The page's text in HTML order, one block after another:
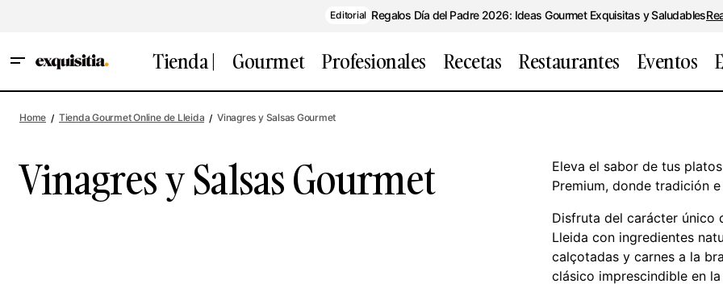
Editorial Regalos Día del Padre 2026: Ideas Gourmet Exquisitas y Saludables
Tienda | Gourmet Profesionales Recetas Restaurantes Eventos
Home Tienda Gourmet Online de Lleida Vinagres y Salsas Gourmet
Vinagres y Salsas Gourmet
Eleva el sabor de tus
Premium, donde tradición
Disfruta del carácter único
Lleida con ingredientes
calçotadas y carnes a la
clásico imprescindible en